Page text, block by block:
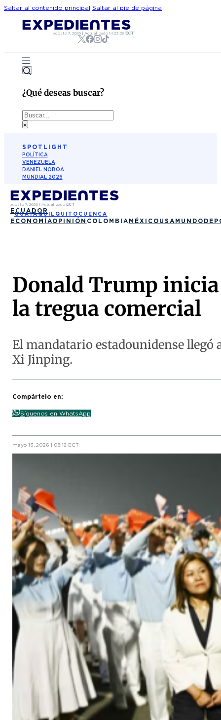
Saltar al contenido principal Saltar al pie de página
agosto 7, 2026 |Actualizado14:23:29 ECT
¿Qué deseas buscar?
Buscar
×
SPOTLIGHT
POLÍTICA
VENEZUELA
DANIEL NOBOA
MUNDIAL 2026
agosto 7, 2026| Actualizado ECT
ECUADOR
GUAYAQUIL QUITO CUENCA
ECONOMÍAOPINIÓN COLOMBIA MÉXICO USA MUNDO
Donald Trump
la tregua comercial
El mandatario estadounidense llegó
Xi Jinping.
Compártelo en:
Síguenos en WhatsApp
mayo 13, 2026 | 08:12 ECT